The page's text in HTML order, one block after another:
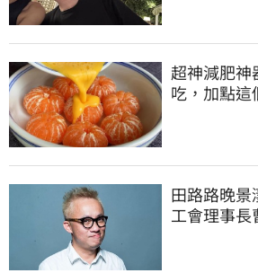
超神減肥
吃，加點
田路路晚
工會理事長